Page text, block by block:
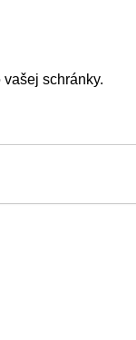
schránky.